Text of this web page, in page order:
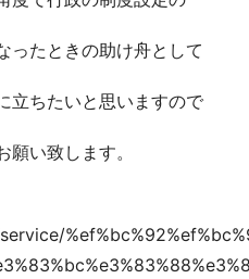
ったときの助け舟として
立ちたいと思いますので
願い致します。